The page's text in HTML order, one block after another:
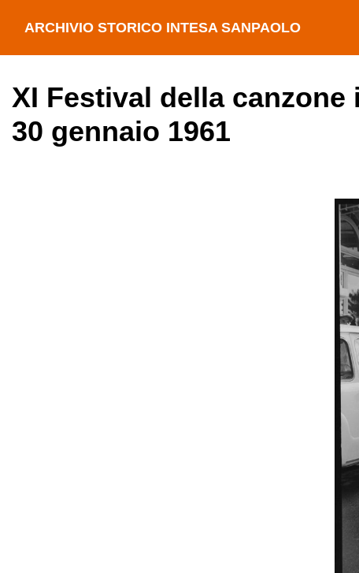
ARCHIVIO STORICO INTESA SANPAOLO
XI Festival della canzone
30 gennaio 1961